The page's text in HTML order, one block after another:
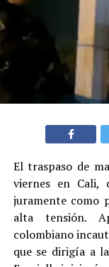
El traspaso de
viernes en Cali,
juramente como
alta tensión.
colombiano
que se dirigía a